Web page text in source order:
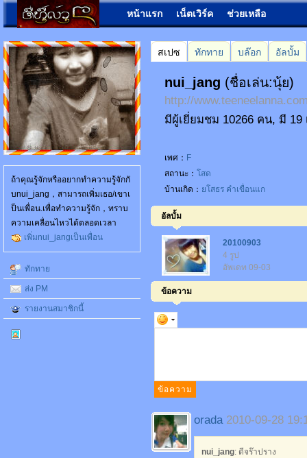
หน้าแรก เน็ตเวิร์ค ช่วยเหลือ
ถ้าคุณรู้จักหรืออยากทำความรู้จักกั
บnui_jang，สามารถเพิ่มเธอ/เขาเ
ป็นเพื่อน.เพื่อทำความรู้จัก，ทราบ
ความเคลื่อนไหวได้ตลอดเวลา
เพิ่มnui_jangเป็นเพื่อน
ทักทาย
ส่ง PM
รายงานสมาชิกนี้
สเปซ ทักทาย บล๊อก อัลบั้ม
nui_jang (ชื่อเล่น:นุ้ย)
http://
มีผู้เยี่ยมชม 10266 คน, มี
เพศ： F
สถานะ： โสด
บ้านเกิด： ยโสธร คำเขื่อนแก
อัลบั้ม
20100903
4 รูป
อัพเดท 09-03
ข้อความ
orada 2010-09-28
nui_jang: ดีจร๊าปราง